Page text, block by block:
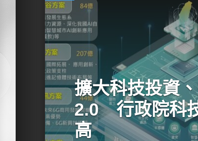
英
台灣搶攻後矽時代半導
擴大科技投資
2.0 行政院科
高